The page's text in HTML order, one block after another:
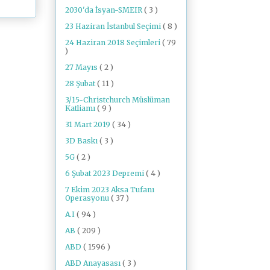
2030'da İsyan-SMEIR ( 3 )
23 Haziran İstanbul Seçimi ( 8 )
24 Haziran 2018 Seçimleri ( 79
)
27 Mayıs ( 2 )
28 Şubat ( 11 )
3/15-Christchurch Müslüman
Katliamı ( 9 )
31 Mart 2019 ( 34 )
3D Baskı ( 3 )
5G ( 2 )
6 Şubat 2023 Depremi ( 4 )
7 Ekim 2023 Aksa Tufanı
Operasyonu ( 37 )
A.I ( 94 )
AB ( 209 )
ABD ( 1596 )
ABD Anayasası ( 3 )